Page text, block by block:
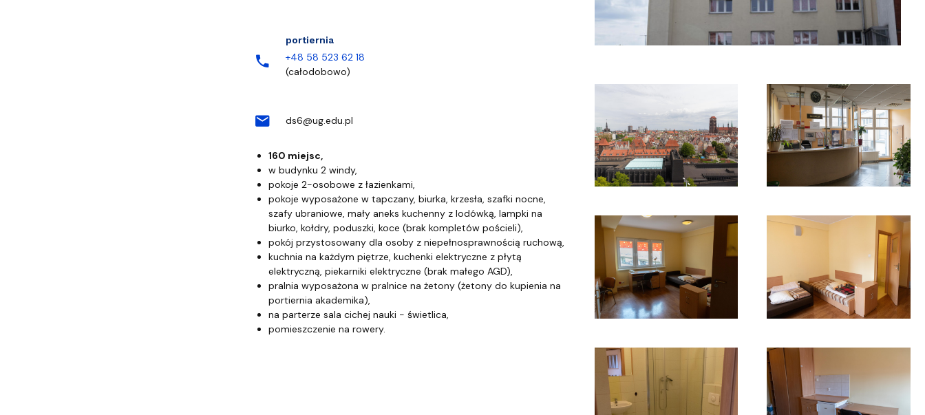
phone
portiernia
+48 58 523 62 18
(całodobowo)
E-mail
mail ds6@ug.edu.pl
Opis budynku
160 miejsc,
w budynku 2 windy,
pokoje 2-osobowe z łazienkami,
pokoje wyposażone w tapczany, biurka, krzesła, szafki nocne,
szafy ubraniowe, mały aneks kuchenny z lodówką, lampki na
biurko, kołdry, poduszki, koce (brak kompletów pościeli),
pokój przystosowany dla osoby z niepełnosprawnością ruchową,
kuchnia na każdym piętrze, kuchenki elektryczne z płytą
elektryczną, piekarniki elektryczne (brak małego AGD),
pralnia wyposażona w pralnice na żetony (żetony do kupienia na
portiernia akademika),
na parterze sala cichej nauki - świetlica,
pomieszczenie na rowery.